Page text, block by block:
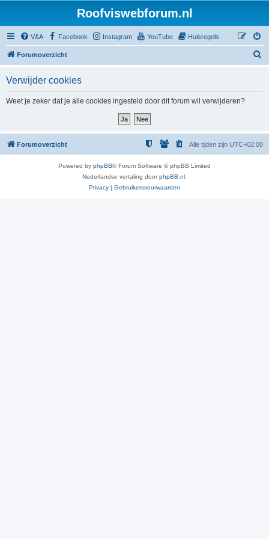
Roofviswebforum.nl
V&A Facebook Instagram YouTube Huisregels
Forumoverzicht
Verwijder cookies
Weet je zeker dat je alle cookies ingesteld door dit forum wil verwijderen?
Forumoverzicht Alle tijden zijn UTC+02:00
Powered by phpBB® Forum Software © phpBB Limited
Nederlandse vertaling doorphpBB.nl
Privacy | Gebruikersvoorwaarden